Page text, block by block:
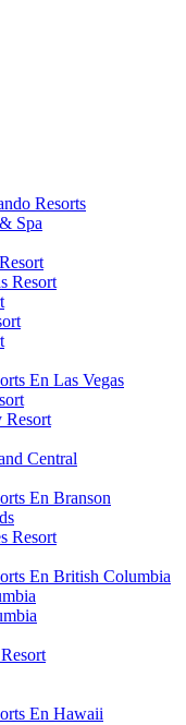
Resorts
Spa
Resort
En Las Vegas
Resort
Central
En Branson
Resort
En British Columbia
En Hawaii